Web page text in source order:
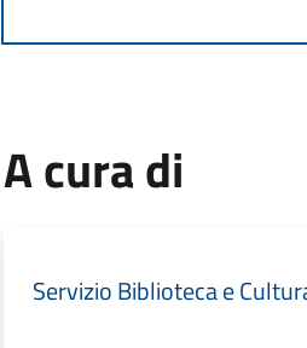
A cura di
Servizio Biblioteca e